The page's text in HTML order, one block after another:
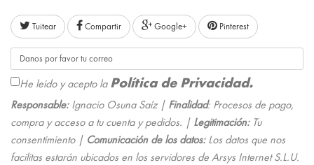
Tuitear Compartir Google+ Pinterest
He leido y acepto la Política de Privacidad.
Responsable:Ignacio Osuna Saíz | Finalidad: Procesos de pago,
compra y acceso a tu cuenta y pedidos. | Legitimación:Tu
consentimiento | Comunicación de los datos:Los datos que nos
facilitas estarán ubicados en los servidores de Arsys Internet S.L.U.